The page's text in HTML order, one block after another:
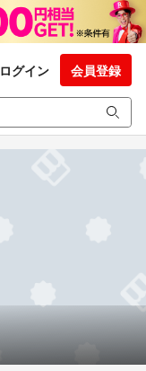
ログイン 会員登録